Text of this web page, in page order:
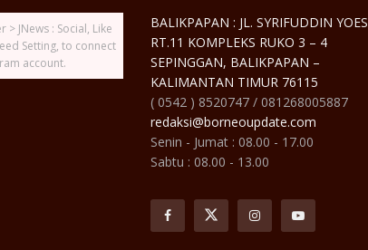
JNews : Social, Like
Setting, to connect
account.
BALIKPAPAN : JL. SYRIFUDDIN YOES
RT.11 KOMPLEKS RUKO 3 – 4
SEPINGGAN, BALIKPAPAN –
KALIMANTAN TIMUR 76115
( 0542 ) 8520747 / 081268005887
redaksi@borneoupdate.com
Senin - Jumat : 08.00 - 17.00
Sabtu : 08.00 - 13.00